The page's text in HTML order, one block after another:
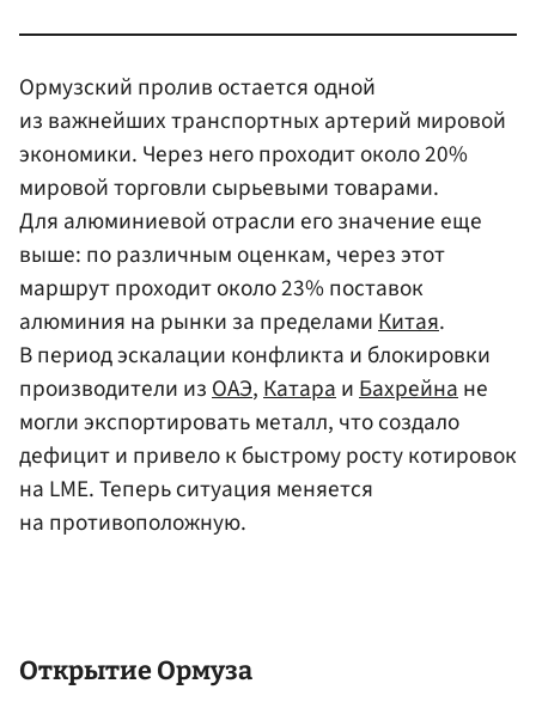
Ормузский пролив остается одной
из важнейших транспортных артерий мировой
экономики. Через него проходит около 20%
мировой торговли сырьевыми товарами.
Для алюминиевой отрасли его значение еще
выше: по различным оценкам, через этот
маршрут проходит около 23% поставок
алюминия на рынки за пределамиКитая.
В период эскалации конфликта и блокировки
производители изОАЭ,КатараиБахрейнане
могли экспортировать металл, что создало
дефицит и привело к быстрому росту котировок
на LME. Теперь ситуация меняется
на противоположную.
Открытие Ормуза